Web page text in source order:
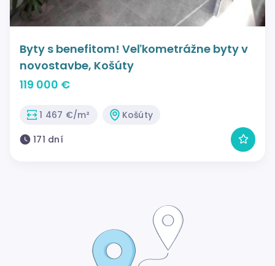
Byty s benefitom! Veľkometrážne byty v
novostavbe, Košúty
119 000 €
1 467 €/m²
Košúty
171 dní